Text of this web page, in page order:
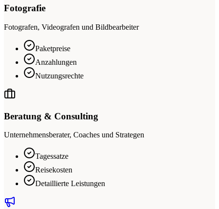
Fotografie
Fotografen, Videografen und Bildbearbeiter
Paketpreise
Anzahlungen
Nutzungsrechte
Beratung & Consulting
Unternehmensberater, Coaches und Strategen
Tagessatze
Reisekosten
Detaillierte Leistungen